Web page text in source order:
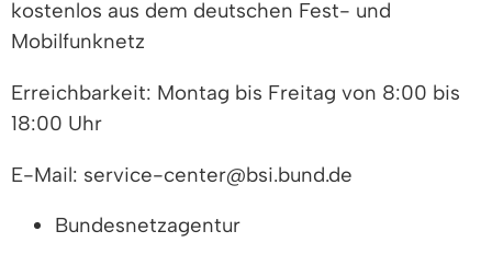
kostenlos aus dem deutschen Fest- und
Mobilfunknetz
Erreichbarkeit: Montag bis Freitag von 8:00 bis
18:00 Uhr
E-Mail: service-center@bsi.bund.de
Bundesnetzagentur